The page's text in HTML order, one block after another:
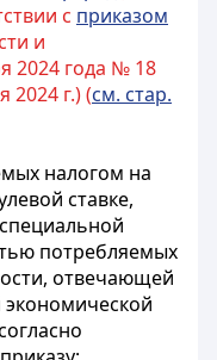
с приказом
и
2024 года № 18
2024 г.) (см. стар.
налогом на
ставке,
потребляемых
отвечающей